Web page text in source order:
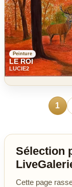
Peinture
LE ROI
LUCIE2
1
Sélection
Cette page